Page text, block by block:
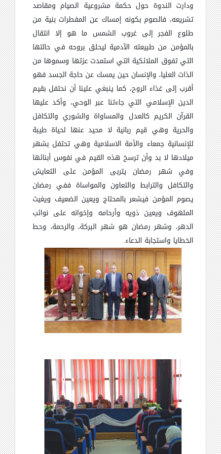
ودارت الندوة حول حكمة مشروعية الصيام ومقاصد
تشريعه، فالصوم بكونه إمساك عن المفطرات بنية من
طلوع الفجر إلى غروب الشمس ما هو إلا انتقال
بالمؤمن من طبيعته الآدمية ليحلق بروحه في حالتها
التي تفوق الملائكية التي استمدت عزتها وسموها من
الذات العليا، والإنسان حين يمسك عن حاجة الجسد فهو
أقرب إلى غذاء الروح، كما ينبغي علينا أن نحتفل بقيم
الدين الإسلامي التي جاءتنا عبر الوحي، وأكد عليها
القرآن الكريم كالعدل والمساواة والشوري والتكافل
والحرية وهي قيم ربانية لا محيد عنها لحياة طيبة
للإنسانية جمعاء والأمة الاسلامية وهي تحتفل بشهر
ميلادها لا بد وأن ترسخ هذه القيم في نفوس أبنائها
وفي شهر رمضان يتربى المؤمن على التعايش
والتكافل والترابط والتعاون والمواساة ففي رمضان
يصوم المؤمن فيشعر بالمحتاج ويعين الضعيف ويغيث
الملهوف ويعين ذويه وأرحامه وإخوانه على نوائب
الدهر، وشهر رمضان هو شهر البركة، والرحمة، وحط
الخطايا واستجابة الدعاء.